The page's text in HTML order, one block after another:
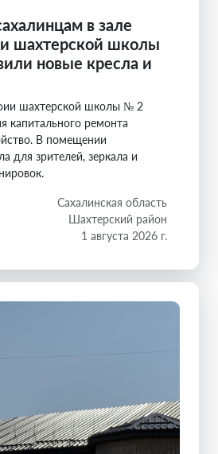
в зале
шахтерской школы
новые кресла и
шахтерской школы № 2
капитального ремонта
В помещении
для зрителей, зеркала и
Сахалинская область
Шахтерский район
1 августа 2026 г.